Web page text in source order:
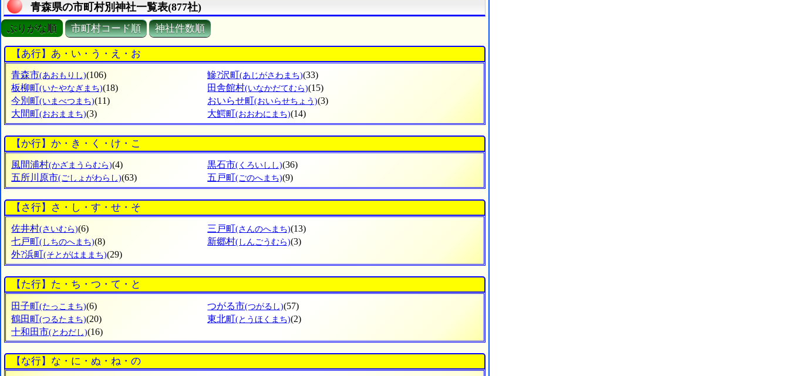
青森県の市町村別神社一覧表(877社)
ぶりがな順 市町村コード順 神社件数順
【あ行】あ・い・う・え・お
青森市(あおもりし)(106) 鰺?沢町(あじがさわまち)(33)
板柳町(いたやなぎまち)(18) 田舎館村(いなかだてむら)(15)
今別町(いまべつまち)(11) おいらせ町(おいらせちょう)(3)
大間町(おおままち)(3) 大鰐町(おおわにまち)(14)
【か行】か・き・く・け・こ
風間浦村(かざまうらむら)(4) 黒石市(くろいしし)(36)
五所川原市(ごしょがわらし)(63) 五戸町(ごのへまち)(9)
【さ行】さ・し・す・せ・そ
佐井村(さいむら)(6) 三戸町(さんのへまち)(13)
七戸町(しちのへまち)(8) 新郷村(しんごうむら)(3)
外?浜町(そとがはままち)(29)
【た行】た・ち・つ・て・と
田子町(たっこまち)(6) つがる市(つがるし)(57)
鶴田町(つるたまち)(20) 東北町(とうほくまち)(2)
十和田市(とわだし)(16)
【な行】な・に・ぬ・ね・の